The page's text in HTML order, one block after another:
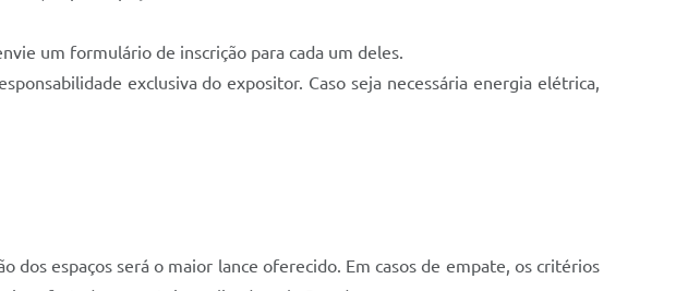
um formulário de inscrição para cada um deles.
exclusiva do expositor. Caso seja necessária energia elétrica,
espaços será o maior lance oferecido. Em casos de empate, os critérios